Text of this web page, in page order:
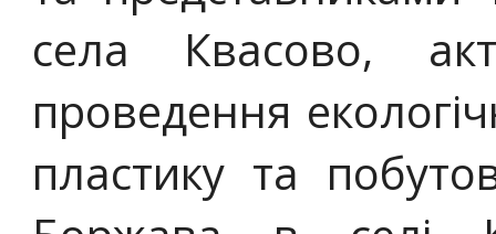
села Квасово,
проведення
пластику та